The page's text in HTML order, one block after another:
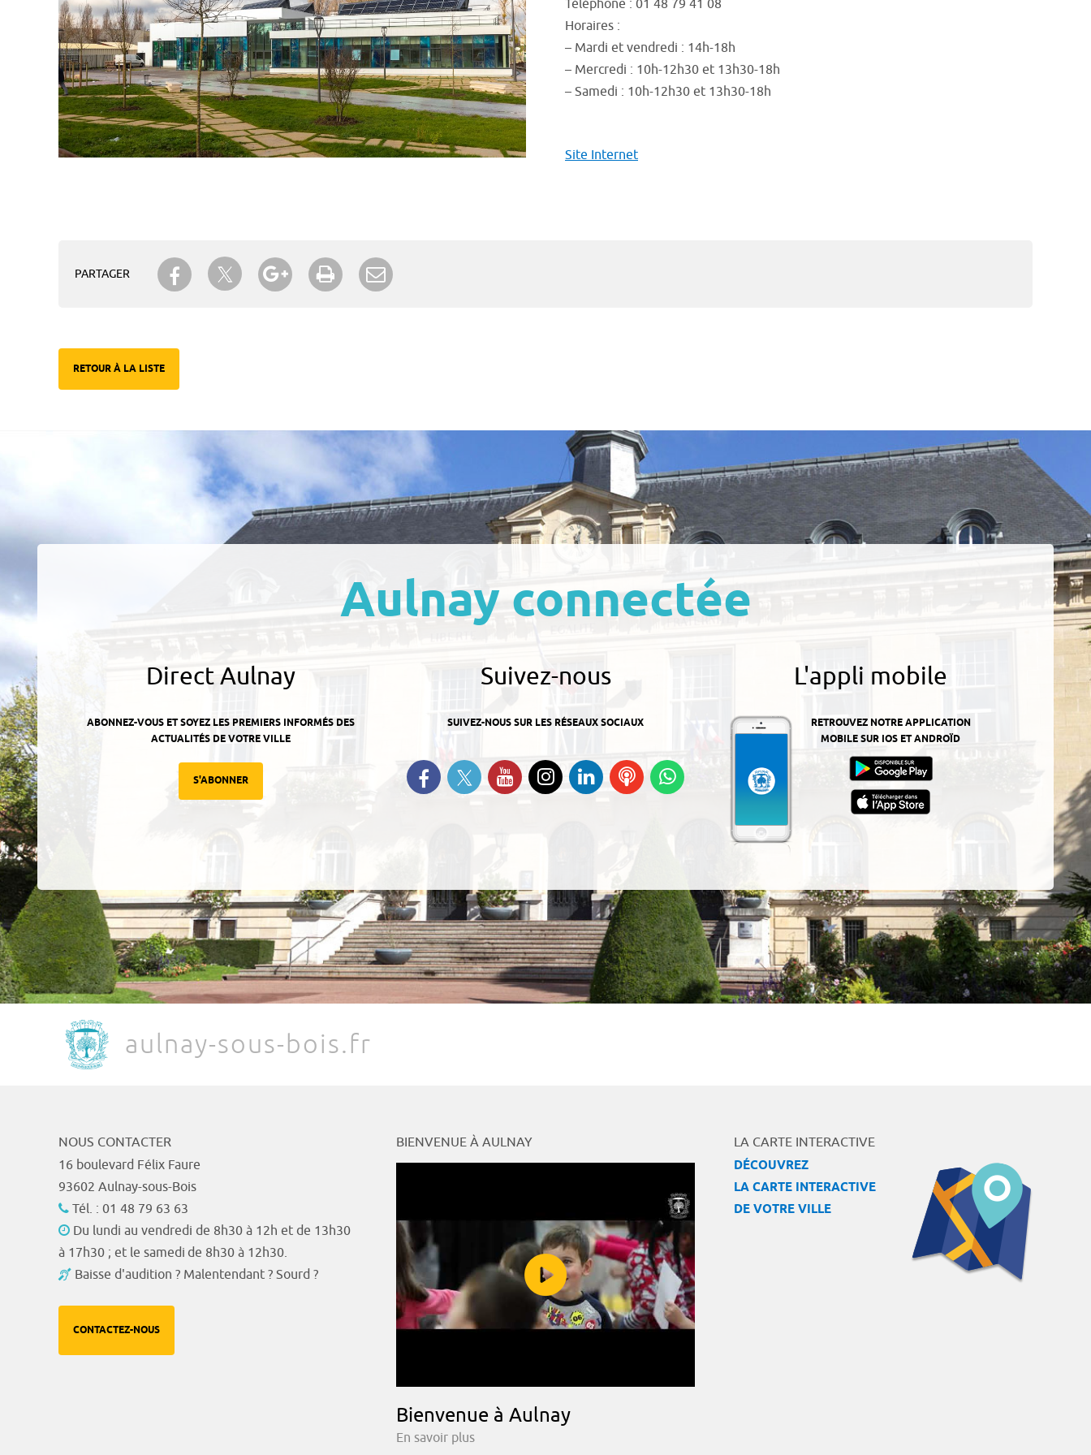
Téléphone : 01 48 79 41 08
Horaires :
– Mardi et vendredi : 14h-18h
– Mercredi : 10h-12h30 et 13h30-18h
– Samedi : 10h-12h30 et 13h30-18h
Site Internet
PARTAGER
Partager sur Facebook
Partager sur TwitterPartager sur Google+
Imprimer
RETOUR À LA LISTE
Aulnay connectée
Direct Aulnay
ABONNEZ-VOUS ET SOYEZ LES PREMIERS INFORMÉS DES
ACTUALITÉS DE VOTRE VILLE
S'ABONNER
Suivez-nous
SUIVEZ-NOUS SUR LES RÉSEAUX SOCIAUX
Retrouvez-nous sur Facebook
Suivez-nous sur Twitter
Suivez-nous sur YouTube
Suivez-nous sur
Instagram
Retrouvez-nous
sur Linkedin
Ecoutez
nos
L'appli mobile
RETROUVEZ NOTRE APPLICATION
MOBILE SUR IOS ET ANDROÏD
aulnay-sous-bois.fr
NOUS CONTACTER
16 boulevard Félix Faure
93602 Aulnay-sous-Bois
Tél. : 01 48 79 63 63
Du lundi au vendredi de 8h30 à 12h et de 13h30
à 17h30 ; et le samedi de 8h30 à 12h30.
Baisse d'audition ? Malentendant ? Sourd ?
CONTACTEZ-NOUS
BIENVENUE À AULNAY
Bienvenue à Aulnay
En savoir plus
LA CARTE INTERACTIVE
DÉCOUVREZ
LA CARTE INTERACTIVE
DE VOTRE VILLE